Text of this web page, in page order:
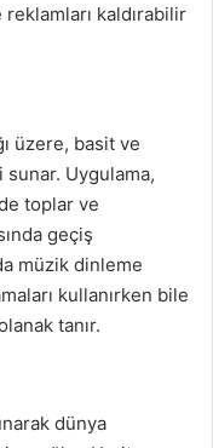
kaldırabilir
üzere, basit ve
sunar. Uygulama,
toplar ve
geçiş
müzik dinleme
kullanırken bile
tanır.
dünya